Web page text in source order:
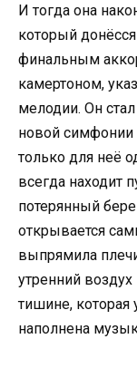
И тогда она
который
финальным
камертоном,
мелодии. Он
новой симфонии
только для неё
всегда находит
потерянный
открывается
выпрямила
утренний
тишине, которая
наполнена